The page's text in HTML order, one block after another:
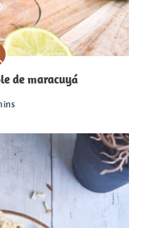
de maracuyá